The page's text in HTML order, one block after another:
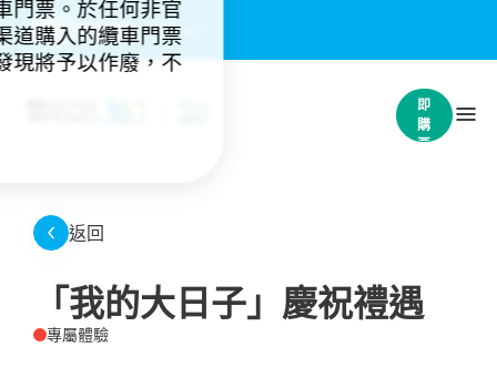
重要通知：(4)
立
即
購
票
門票。於任何非官
道購入的纜車門票
現將予以作廢，不
返回
「我的大日子」慶祝禮遇
專屬體驗